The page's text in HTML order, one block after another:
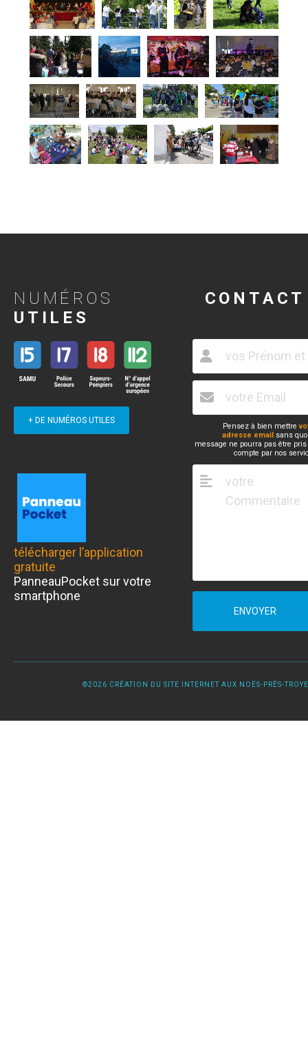
NUMÉROS
UTILES
+ DE NUMÉROS UTILES
télécharger l’application
gratuite
PanneauPocket sur votre
smartphone
CONTACT
Pensez à bien mettre
adresse email sans
message ne pourra pas être
compte par nos
ENVOYER
©2026 CRÉATION DU SITE INTERNET AUX NOËS-PRÈS-